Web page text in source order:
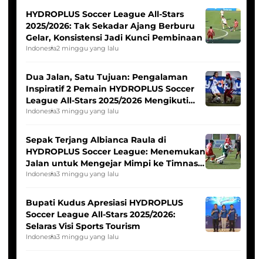
HYDROPLUS Soccer League All-Stars
2025/2026: Tak Sekadar Ajang Berburu
Gelar, Konsistensi Jadi Kunci Pembinaan
Indonesia2 minggu yang lalu
Dua Jalan, Satu Tujuan: Pengalaman
Inspiratif 2 Pemain HYDROPLUS Soccer
League All-Stars 2025/2026 Mengikuti
Seleksi Timnas Indonesia Putri
Indonesia3 minggu yang lalu
Sepak Terjang Albianca Raula di
HYDROPLUS Soccer League: Menemukan
Jalan untuk Mengejar Mimpi ke Timnas
Indonesia Putri
Indonesia3 minggu yang lalu
Bupati Kudus Apresiasi HYDROPLUS
Soccer League All-Stars 2025/2026:
Selaras Visi Sports Tourism
Indonesia3 minggu yang lalu